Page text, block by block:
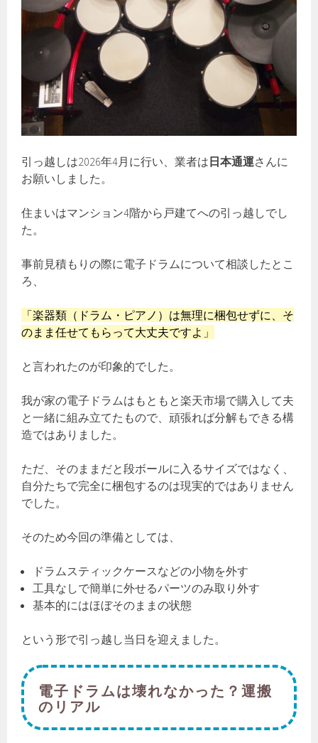
引っ越しは2026年4月に行い、業者は日本通運さんに
お願いしました。
住まいはマンション4階から戸建てへの引っ越しでし
た。
事前見積もりの際に電子ドラムについて相談したとこ
ろ、
「楽器類（ドラム・ピアノ）は無理に梱包せずに、そ
のまま任せてもらって大丈夫ですよ」
と言われたのが印象的でした。
我が家の電子ドラムはもともと楽天市場で購入して夫
と一緒に組み立てたもので、頑張れば分解もできる構
造ではありました。
ただ、そのままだと段ボールに入るサイズではなく、
自分たちで完全に梱包するのは現実的ではありません
でした。
そのため今回の準備としては、
ドラムスティックケースなどの小物を外す
工具なしで簡単に外せるパーツのみ取り外す
基本的にはほぼそのままの状態
という形で引っ越し当日を迎えました。
電子ドラムは壊れなかった？運搬
のリアル